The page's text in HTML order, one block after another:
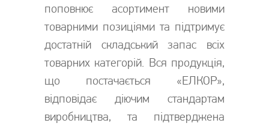
поповнює асортимент новими
товарними позиціями та підтримує
достатній складський запас всіх
товарних категорій. Вся продукція,
що постачається «ЕЛКОР»,
відповідає діючим стандартам
виробництва, та підтверджена